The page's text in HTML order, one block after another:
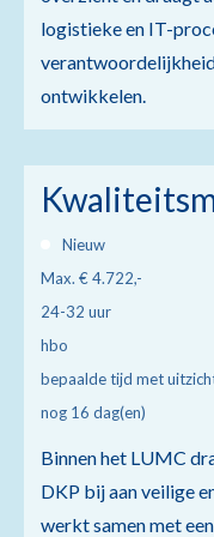
logistieke en IT-
ontwikkelen.
Nieuw
Max. € 4.722,-
24-32 uur
hbo
bepaalde tijd met
nog 16 dag(en)
Binnen het LUMC
DKP bij aan veilige
werkt samen met